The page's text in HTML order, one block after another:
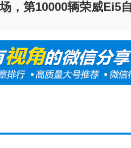
，第10000辆荣威Ei5